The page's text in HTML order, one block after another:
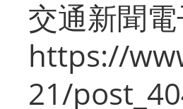
交通新聞
https://
21/